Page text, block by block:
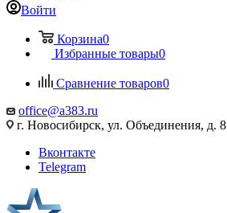
Войти
Корзина0
Избранные товары0
Сравнение товаров0
office@a383.ru
г. Новосибирск, ул. Объединения, д. 8
Вконтакте
Telegram